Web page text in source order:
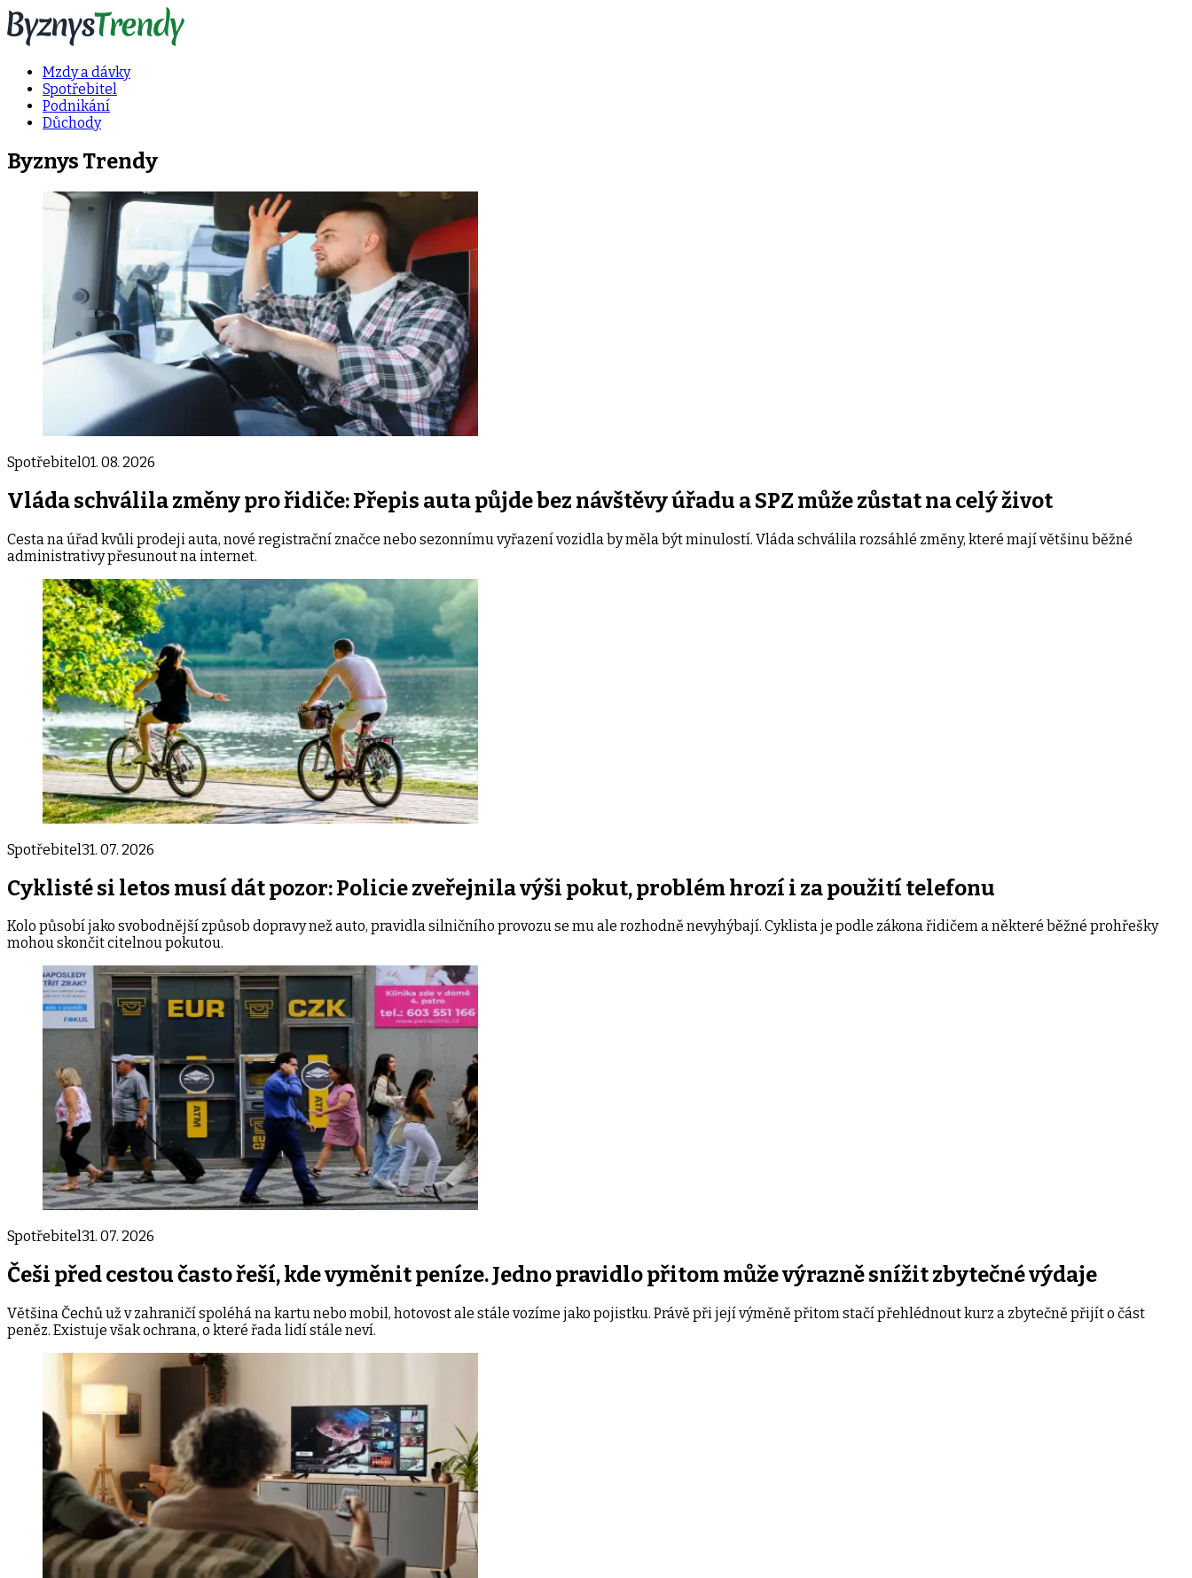
Mzdy a dávky
Spotřebitel
Podnikání
Důchody
Byznys Trendy
Spotřebitel01. 08. 2026
Vláda schválila změny pro řidiče: Přepis auta půjde bez návštěvy úřadu a SPZ může zůstat na celý život
Cesta na úřad kvůli prodeji auta, nové registrační značce nebo sezonnímu vyřazení vozidla by měla být minulostí. Vláda schválila rozsáhlé změny, které mají většinu běžné
administrativy přesunout na internet.
Spotřebitel 31. 07. 2026
Cyklisté si letos musí dát pozor: Policie zveřejnila výši pokut, problém hrozí i za použití telefonu
Kolo působí jako svobodnější způsob dopravy než auto, pravidla silničního provozu se mu ale rozhodně nevyhýbají. Cyklista je podle zákona řidičem a některé běžné prohřešky
mohou skončit citelnou pokutou.
Spotřebitel31. 07. 2026
Češi před cestou často řeší, kde vyměnit peníze. Jedno pravidlo přitom může výrazně snížit zbytečné výdaje
Většina Čechů už v zahraničí spoléhá na kartu nebo mobil, hotovost ale stále vozíme jako pojistku. Právě při její výměně přitom stačí přehlédnout kurz a zbytečně přijít o část
peněz. Existuje však ochrana, o které řada lidí stále neví.